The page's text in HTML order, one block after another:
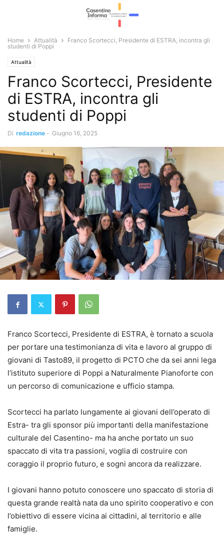
Home Attualità
Franco Scortecci, Presidente di ESTRA, incontra gli
studenti di Poppi
Attualità
Franco Scortecci, Presidente
di ESTRA, incontra gli
studenti di Poppi
Di redazione - Giugno 16, 2025
Franco Scortecci, Presidente di ESTRA, è tornato a scuola
per portare una testimonianza di vita e lavoro al gruppo di
giovani di Tasto89, il progetto di PCTO che da sei anni lega
l’istituto superiore di Poppi a Naturalmente Pianoforte con
un percorso di comunicazione e ufficio stampa.
Scortecci ha parlato lungamente ai giovani dell’operato di
Estra- tra gli sponsor più importanti della manifestazione
culturale del Casentino- ma ha anche portato un suo
spaccato di vita tra passioni, voglia di costruire con
coraggio il proprio futuro, e sogni ancora da realizzare.
I giovani hanno potuto conoscere uno spaccato di storia di
questa grande realtà nata da uno spirito cooperativo e con
l’obiettivo di essere vicina ai cittadini, al territorio e alle
famiglie.